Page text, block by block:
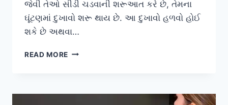
જેવી તેઓ સીડી ચડવાની શરૂઆત કરે છે, તેમના
ઘૂંટણમાં દુખાવો શરૂ થાય છે. આ દુખાવો હળવો હોઈ
શકે છે અથવા…
READ MORE સીડી
દુખાવો